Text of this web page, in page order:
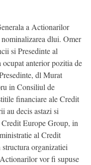
a Actionarilor
dlui. Omer
si Presedinte al
anterior pozitia de
dl Murat
in Consiliul de
financiare ale Credit
au decis astazi si
Europe Group, in
al Credit
organizatiei
vor fi supuse